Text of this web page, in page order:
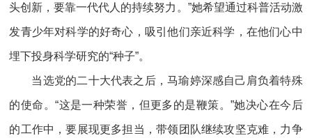
头创新，要靠一代代人的持续努力。”她希望通过科普活动激
发青少年对科学的好奇心，吸引他们亲近科学，在他们心中
埋下投身科学研究的“种子”。
当选党的二十大代表之后，马瑜婷深感自己肩负着特殊
的使命。“这是一种荣誉，但更多的是鞭策。”她决心在今后
的工作中，要展现更多担当，带领团队继续攻坚克难，力争